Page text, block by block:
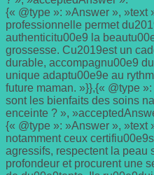
{« @type »: »Answer », »text
professionnelle permet
authenticitu00e9 la
grossesse. Cu2019est un
durable, accompagnu00e9
unique adaptu00e9e au
future maman. »}},{« @type
sont les bienfaits des soins
enceinte ? »,
{« @type »: »Answer », »text
notamment ceux
agressifs, respectent la peau
profondeur et procurent une